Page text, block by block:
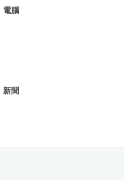
電腦
新聞